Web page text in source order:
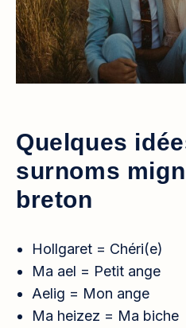
Quelques
surnoms
breton
Hollgaret = Chéri(e)
Ma ael = Petit ange
Aelig = Mon ange
Ma heizez = Ma biche